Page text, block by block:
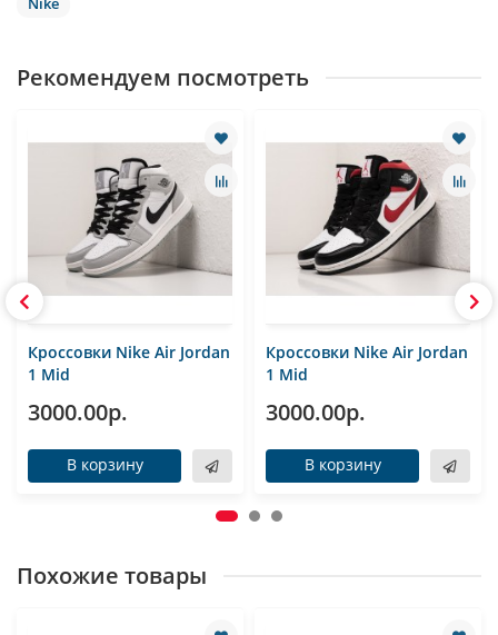
Рекомендуем посмотреть
Кроссовки Nike Air Jordan
1 Mid
3000.00р.
В корзину
Кроссовки Nike Air Jordan
1 Mid
3000.00р.
В корзину
Похожие товары